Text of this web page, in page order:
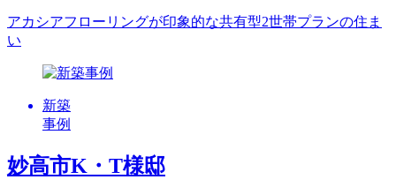
アカシアフローリングが印象的な共有型2世帯プランの住ま
い
新築
事例
妙高市K・T様邸